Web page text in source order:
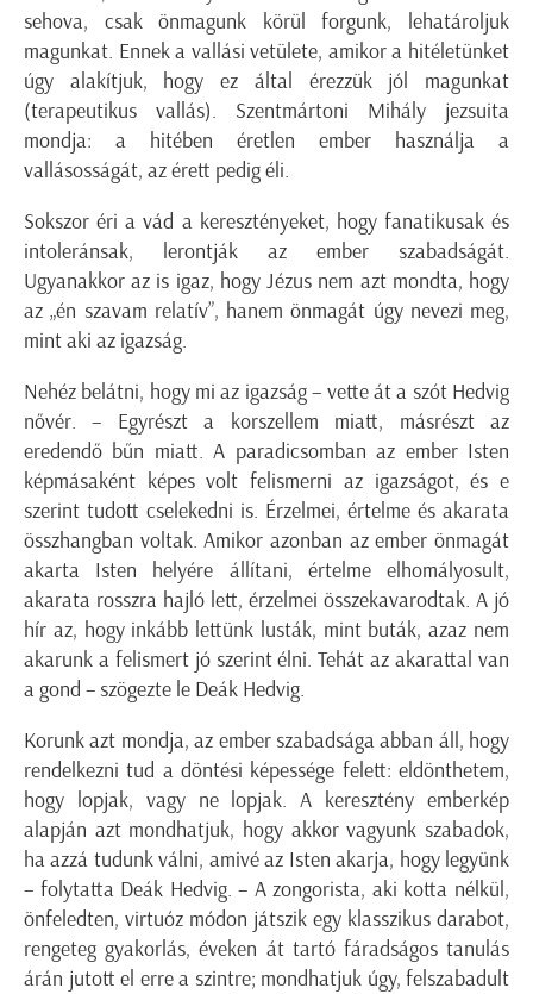
sehova, csak önmagunk körül forgunk, lehatároljuk
magunkat. Ennek a vallási vetülete, amikor a hitéletünket
úgy alakítjuk, hogy ez által érezzük jól magunkat
(terapeutikus vallás). Szentmártoni Mihály jezsuita
mondja: a hitében éretlen ember használja a
vallásosságát, az érett pedig éli.
Sokszor éri a vád a keresztényeket, hogy fanatikusak és
intoleránsak, lerontják az ember szabadságát.
Ugyanakkor az is igaz, hogy Jézus nem azt mondta, hogy
az „én szavam relatív”, hanem önmagát úgy nevezi meg,
mint aki az igazság.
Nehéz belátni, hogy mi az igazság – vette át a szót Hedvig
nővér. – Egyrészt a korszellem miatt, másrészt az
eredendő bűn miatt. A paradicsomban az ember Isten
képmásaként képes volt felismerni az igazságot, és e
szerint tudott cselekedni is. Érzelmei, értelme és akarata
összhangban voltak. Amikor azonban az ember önmagát
akarta Isten helyére állítani, értelme elhomályosult,
akarata rosszra hajló lett, érzelmei összekavarodtak. A jó
hír az, hogy inkább lettünk lusták, mint buták, azaz nem
akarunk a felismert jó szerint élni. Tehát az akarattal van
a gond – szögezte le Deák Hedvig.
Korunk azt mondja, az ember szabadsága abban áll, hogy
rendelkezni tud a döntési képessége felett: eldönthetem,
hogy lopjak, vagy ne lopjak. A keresztény emberkép
alapján azt mondhatjuk, hogy akkor vagyunk szabadok,
ha azzá tudunk válni, amivé az Isten akarja, hogy legyünk
– folytatta Deák Hedvig. – A zongorista, aki kotta nélkül,
önfeledten, virtuóz módon játszik egy klasszikus darabot,
rengeteg gyakorlás, éveken át tartó fáradságos tanulás
árán jutott el erre a szintre; mondhatjuk úgy, felszabadult